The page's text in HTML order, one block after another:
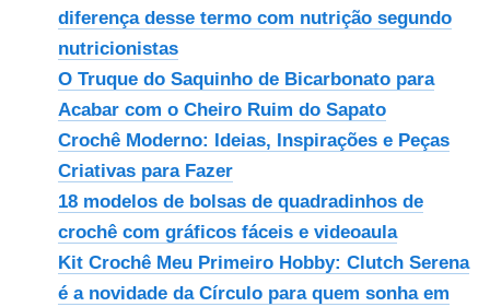
diferença desse termo com nutrição segundo
nutricionistas
O Truque do Saquinho de Bicarbonato para
Acabar com o Cheiro Ruim do Sapato
Crochê Moderno: Ideias, Inspirações e Peças
Criativas para Fazer
18 modelos de bolsas de quadradinhos de
crochê com gráficos fáceis e videoaula
Kit Crochê Meu Primeiro Hobby: Clutch Serena
é a novidade da Círculo para quem sonha em